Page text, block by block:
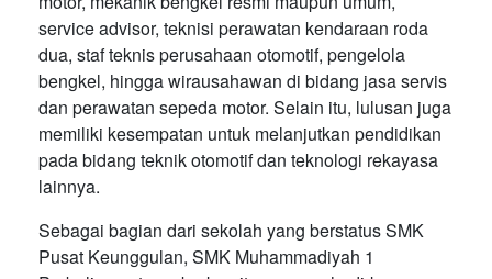
service advisor, teknisi perawatan kendaraan roda
dua, staf teknis perusahaan otomotif, pengelola
bengkel, hingga wirausahawan di bidang jasa servis
dan perawatan sepeda motor. Selain itu, lulusan juga
memiliki kesempatan untuk melanjutkan pendidikan
pada bidang teknik otomotif dan teknologi rekayasa
lainnya.
Sebagai bagian dari sekolah yang berstatus SMK
Pusat Keunggulan, SMK Muhammadiyah 1